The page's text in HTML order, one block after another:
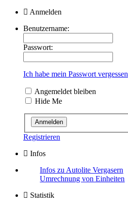
Anmelden
Benutzername:
Passwort:
Ich habe mein Passwort vergessen
Angemeldet bleiben
Hide Me
Registrieren
Infos
Infos zu Autolite Vergasern
Umrechnung von Einheiten
Statistik